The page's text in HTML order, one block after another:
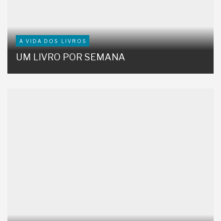
A VIDA DOS LIVROS
UM LIVRO POR SEMANA